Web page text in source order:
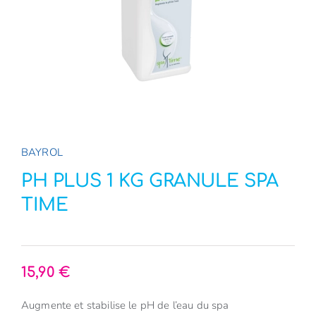
BAYROL
PH PLUS 1 KG GRANULE SPA
TIME
15,90€
Augmente et stabilise le pH de l’eau du spa